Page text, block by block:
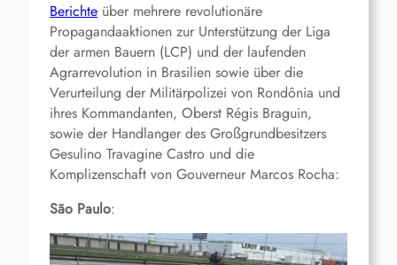
Berichte über mehrere revolutionäre
Propagandaaktionen zur Unterstützung der Liga
der armen Bauern (LCP) und der laufenden
Agrarrevolution in Brasilien sowie über die
Verurteilung der Militärpolizei von Rondônia und
ihres Kommandanten, Oberst Régis Braguin,
sowie der Handlanger des Großgrundbesitzers
Gesulino Travagine Castro und die
Komplizenschaft von Gouverneur Marcos Rocha:
São Paulo: